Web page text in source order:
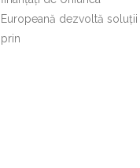
Europeană dezvoltă soluții
prin